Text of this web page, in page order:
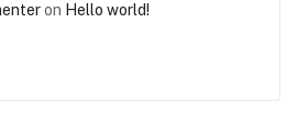
on Hello world!